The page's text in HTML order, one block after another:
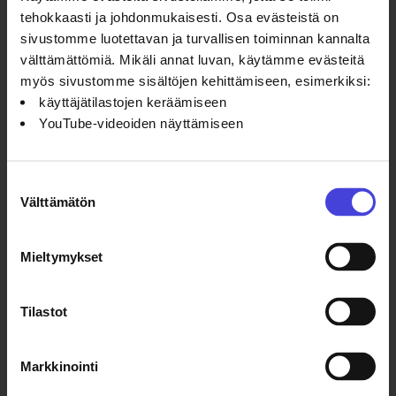
tehokkaasti ja johdonmukaisesti. Osa evästeistä on
sivustomme luotettavan ja turvallisen toiminnan kannalta
välttämättömiä. Mikäli annat luvan, käytämme evästeitä
myös sivustomme sisältöjen kehittämiseen, esimerkiksi:
käyttäjätilastojen keräämiseen
YouTube-videoiden näyttämiseen
valinta
Välttämätön
Mieltymykset
Tilastot
Markkinointi
Ticketmasterista.
Ikäsuositus 7+. Teos käsittelee
raskaita aiheita ja sisältää
painostavaa tunnelmaa, jonka osa
Yhteistyökumppanit ja tukijat
Luutarha on osa Oulu2026-
ilmastonmuutosta sekä